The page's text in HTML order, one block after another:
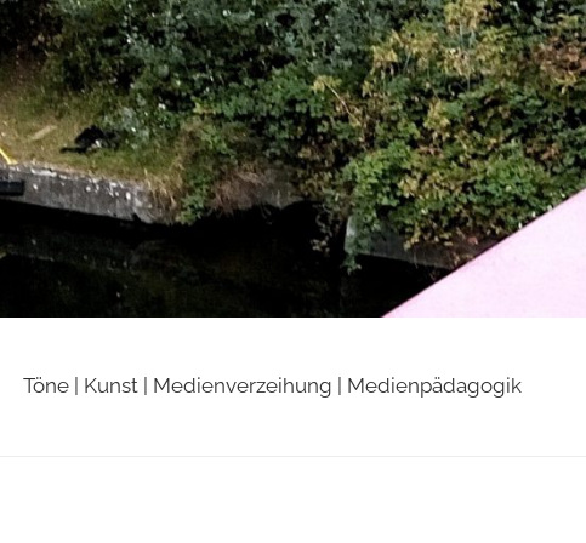
Töne | Kunst | Medienverzeihung | Medienpädagogik